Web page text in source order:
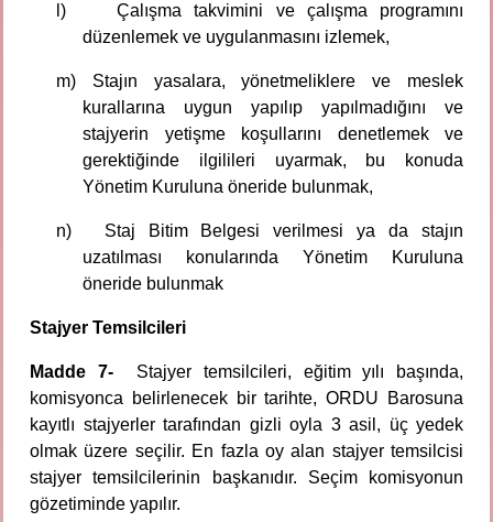
l)
Çalışma takvimini ve çalışma programını
düzenlemek ve uygulanmasını izlemek,
m) Stajın yasalara, yönetmeliklere ve meslek
kurallarına uygun yapılıp yapılmadığını ve
stajyerin yetişme koşullarını denetlemek ve
gerektiğinde ilgilileri uyarmak, bu konuda
Yönetim Kuruluna öneride bulunmak,
n)
Staj Bitim Belgesi verilmesi ya da stajın
uzatılması konularında Yönetim Kuruluna
öneride bulunmak
Stajyer Temsilcileri
Madde 7- Stajyer temsilcileri, eğitim yılı başında,
komisyonca belirlenecek bir tarihte, ORDU Barosuna
kayıtlı stajyerler tarafından gizli oyla 3 asil, üç yedek
olmak üzere seçilir. En fazla oy alan stajyer temsilcisi
stajyer temsilcilerinin başkanıdır. Seçim komisyonun
gözetiminde yapılır.